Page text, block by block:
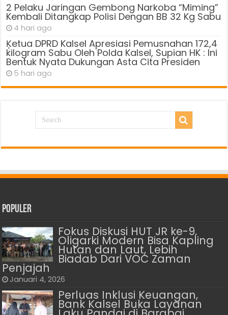
2 Pelaku Jaringan Gembong Narkoba “Miming”
Kembali Ditangkap Polisi Dengan BB 32 Kg Sabu
4 hari ago
Ķetua DPRD Kalsel Apresiasi Pemusnahan 172,4
kilogram Sabu Oleh Polda Kalsel, Supian HK : Ini
Bentuk Nyata Dukungan Asta Cita Presiden
5 hari ago
Populer
Fokus Diskusi HUT JR ke-9,
Oligarki Modern Bisa Kapling
Hutan dan Laut, Lebih
Biadab Dari VOC Zaman
Penjajah
Januari 4, 2026
Perluas Inklusi Keuangan,
Bank Kalsel Buka Layanan